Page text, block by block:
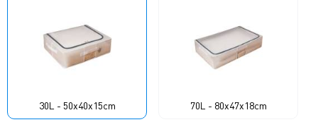
30L - 50x40x15cm 70L - 80x47x18cm